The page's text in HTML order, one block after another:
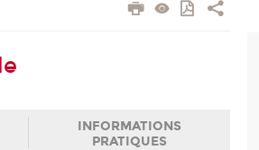
INFORMATIONS
PRATIQUES